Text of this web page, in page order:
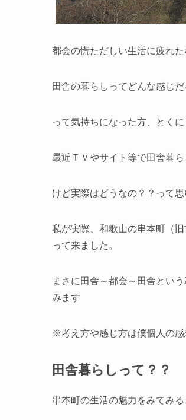
都会の慌ただしい生活に疲れた
田舎の暮らしってどんな感じだ
って気持ちになった方、とく
最近ＴＶやサイト等で田舎暮
けど実際はどうなの？？って思
私が実際、和歌山の串本町（
って来ました。
まさに田舎～都会～田舎とい
みます
※考え方や感じ方は僕個人の
田舎暮らしって？？
串本町の生活の魅力をみてみる